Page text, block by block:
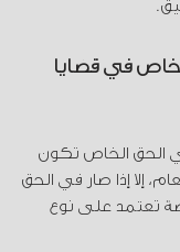
في قضايا
الحق الخاص تكون
إلا إذا صار في الحق
تعتمد على نوع